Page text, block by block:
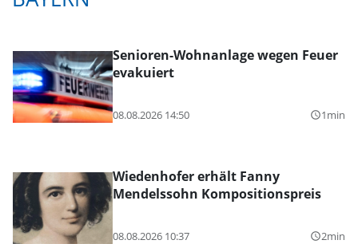
Senioren-Wohnanlage wegen Feuer
evakuiert
08.08.2026 14:50 query_builder1min
Wiedenhofer erhält Fanny
Mendelssohn Kompositionspreis
08.08.2026 10:37 query_builder2min